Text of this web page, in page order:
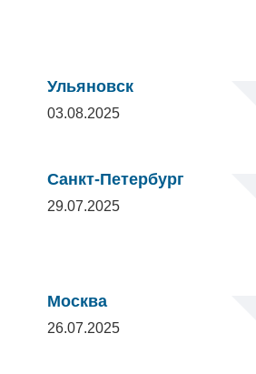
Ульяновск
03.08.2025
Санкт-Петербург
29.07.2025
Москва
26.07.2025